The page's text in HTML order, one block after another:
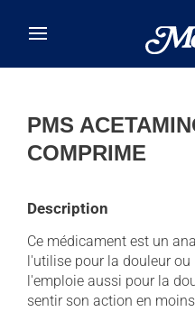
PMS
COMPRIME
Description
Ce médicament est un
l'utilise pour la douleur ou
l'emploie aussi pour la
sentir son action en